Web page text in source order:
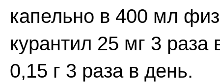
капельно в 400 мл
курантил 25 мг 3 раза
0,15 г 3 раза в день.